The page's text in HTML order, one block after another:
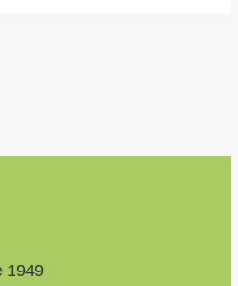
1949